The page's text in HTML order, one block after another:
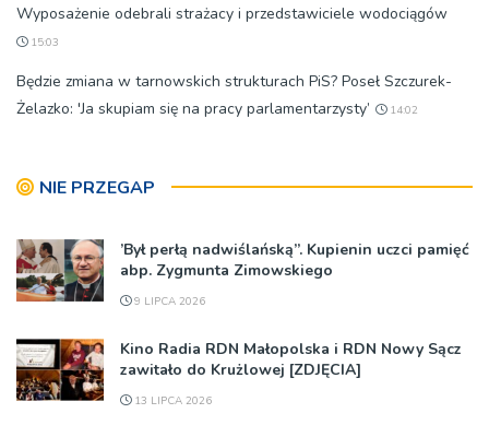
Wyposażenie odebrali strażacy i przedstawiciele wodociągów
15:03
Będzie zmiana w tarnowskich strukturach PiS? Poseł Szczurek-
Żelazko: 'Ja skupiam się na pracy parlamentarzysty’
14:02
NIE PRZEGAP
’Był perłą nadwiślańską”. Kupienin uczci pamięć
abp. Zygmunta Zimowskiego
9 LIPCA 2026
Kino Radia RDN Małopolska i RDN Nowy Sącz
zawitało do Krużlowej [ZDJĘCIA]
13 LIPCA 2026